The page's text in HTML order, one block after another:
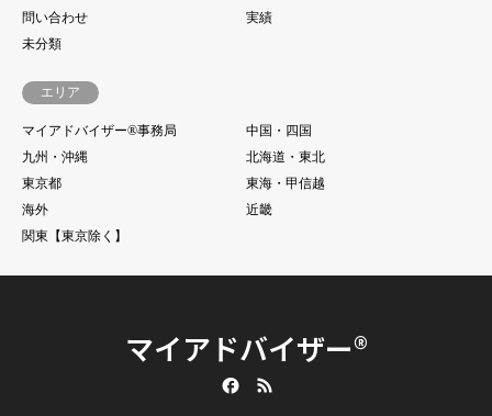
問い合わせ
実績
未分類
エリア
マイアドバイザー®事務局
中国・四国
九州・沖縄
北海道・東北
東京都
東海・甲信越
海外
近畿
関東【東京除く】
マイアドバイザー®